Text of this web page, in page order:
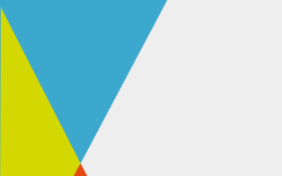
Aller
au
contenu
Passer
à
navigation
principale
Aller
au
footer